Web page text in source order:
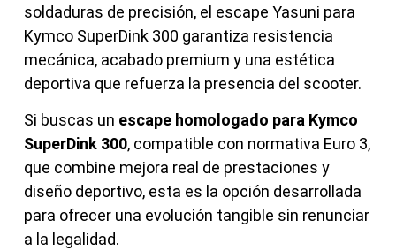
soldaduras de precisión, el escape Yasuni para
Kymco SuperDink 300 garantiza resistencia
mecánica, acabado premium y una estética
deportiva que refuerza la presencia del scooter.
Si buscas un escape homologado para Kymco
SuperDink 300, compatible con normativa Euro 3,
que combine mejora real de prestaciones y
diseño deportivo, esta es la opción desarrollada
para ofrecer una evolución tangible sin renunciar
a la legalidad.